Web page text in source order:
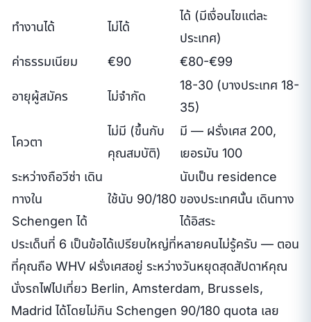
ทำงานได้ ไม่ได้
ได้ (มีเงื่อนไขแต่ละ
ประเทศ)
ค่าธรรมเนียม
€90 €80-€99
อายุผู้สมัคร ไม่จำกัด
18-30 (บางประเทศ 18-
35)
โควตา
ไม่มี (ขึ้นกับ
คุณสมบัติ)
มี — ฝรั่งเศส 200,
เยอรมัน 100
ระหว่างถือวีซ่า เดิน
ทางใน
Schengen ได้
ใช้นับ 90/180
นับเป็น residence
ของประเทศนั้น เดินทาง
ได้อิสระ
ประเด็นที่ 6 เป็นข้อได้เปรียบใหญ่ที่หลายคนไม่รู้ครับ — ตอน
ที่คุณถือ WHV ฝรั่งเศสอยู่ ระหว่างวันหยุดสุดสัปดาห์คุณ
นั่งรถไฟไปเที่ยว Berlin, Amsterdam, Brussels,
Madrid ได้โดยไม่กิน Schengen 90/180 quota เลย